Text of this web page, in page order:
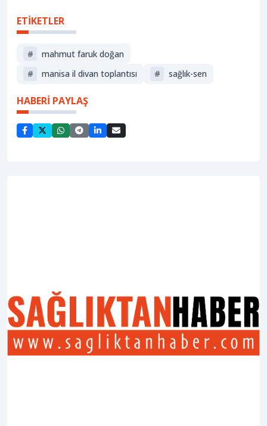
ETİKETLER
#
mahmut faruk doğan
#
manisa il divan toplantısı # sağlık-sen
HABERİ PAYLAŞ